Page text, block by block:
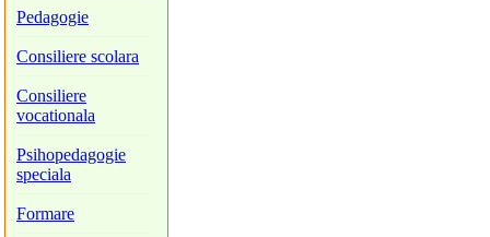
Pedagogie
Consiliere scolara
Consiliere
vocationala
Psihopedagogie
speciala
Formare